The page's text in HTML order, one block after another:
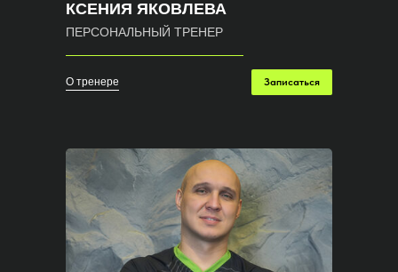
КСЕНИЯ ЯКОВЛЕВА
ПЕРСОНАЛЬНЫЙ ТРЕНЕР
О тренере Записаться